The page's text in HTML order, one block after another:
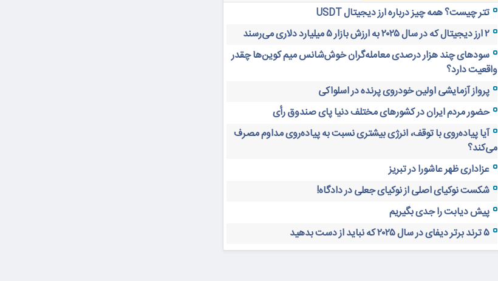
تتر چیست؟ همه چیز درباره ارز دیجیتال USDT
۲ ارز دیجیتال که در سال ۲۰۲۵ به ارزش بازار ۵ میلیارد دلاری می‌رسند
سودهای چند هزار درصدی معامله‌گران خوش‌شانس میم کوین‌ها چقدر
واقعیت دارد؟
پرواز آزمایشی اولین خودروی پرنده در اسلواکی
حضور مردم ایران در کشورهای مختلف دنیا پای صندوق رأی
آیا پیاده‌روی با توقف، انرژی بیشتری نسبت به پیاده‌روی مداوم مصرف
می‌کند؟
عزاداری ظهر عاشورا در تبریز
شکست نوکیای اصلی از نوکیای جعلی در دادگاه!
پیش دیابت را جدی بگیریم
۵ ترند برتر دیفای در سال ۲۰۲۵ که نباید از دست بدهید